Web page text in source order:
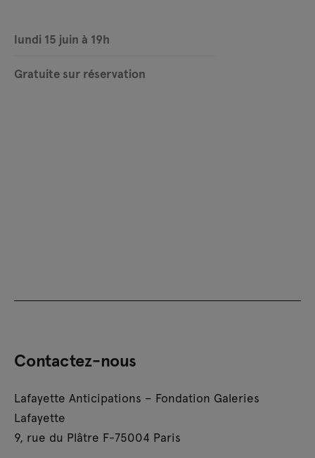
lundi 15 juin à 19h
Gratuite sur réservation
Contactez-nous
Lafayette Anticipations – Fondation Galeries
Lafayette
9, rue du Plâtre F-75004 Paris